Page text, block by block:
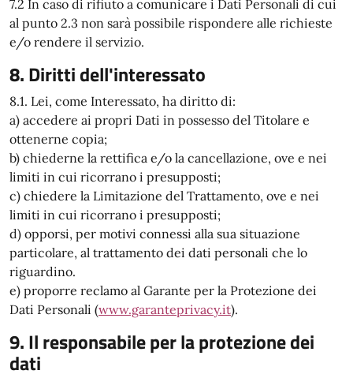
7.2 In caso di rifiuto a comunicare i Dati Personali di cui
al punto 2.3 non sarà possibile rispondere alle richieste
e/o rendere il servizio.
8. Diritti dell'interessato
8.1. Lei, come Interessato, ha diritto di:
a) accedere ai propri Dati in possesso del Titolare e
ottenerne copia;
b) chiederne la rettifica e/o la cancellazione, ove e nei
limiti in cui ricorrano i presupposti;
c) chiedere la Limitazione del Trattamento, ove e nei
limiti in cui ricorrano i presupposti;
d) opporsi, per motivi connessi alla sua situazione
particolare, al trattamento dei dati personali che lo
riguardino.
e) proporre reclamo al Garante per la Protezione dei
Dati Personali (www.garanteprivacy.it).
9. Il responsabile per la protezione dei
dati